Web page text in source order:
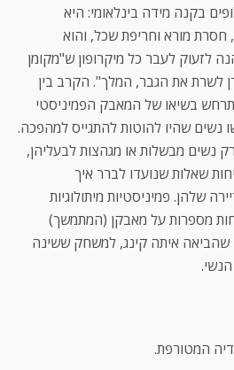
בקנה מידה בינלאומי: היא
מורא וחריפת שכל, והוא
לזעוק לעבר כל מיקרופון ש"מקומן
לשרת את הגבר, המלך". הקרב בין
בשיאו של המאבק הפמיניסטי
נשים שהיו להוטות להתגייס למהפכה.
נשים מבשלות או מגהצות לבעליהן,
שאלות שנועדו לברר איך
שלהן. פמיניסטיות מיתולוגיות
פחות מספרות על מאבקן (המתמשך)
שהביאה איתה קינג, למשחק ששינה
המטורפת.